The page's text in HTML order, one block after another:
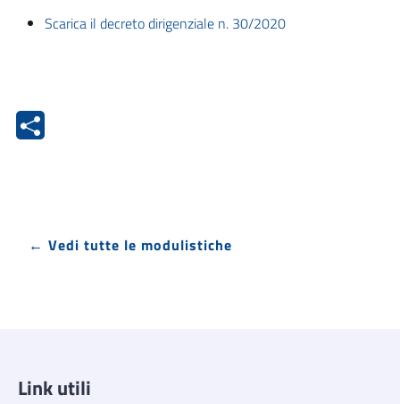
Scarica il decreto dirigenziale n. 30/2020
← Vedi tutte le modulistiche
Link utili